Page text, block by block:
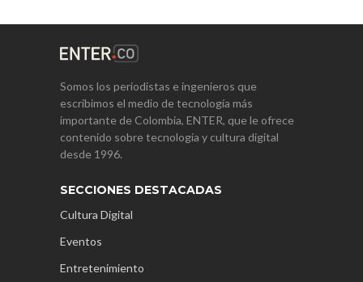
Somos los periodistas e ingenieros que
escribimos el medio de tecnología más
importante de Colombia, ENTER, que le ofrece
contenido sobre tecnología y cultura digital
desde 1996.
SECCIONES DESTACADAS
Cultura Digital
Eventos
Entretenimiento